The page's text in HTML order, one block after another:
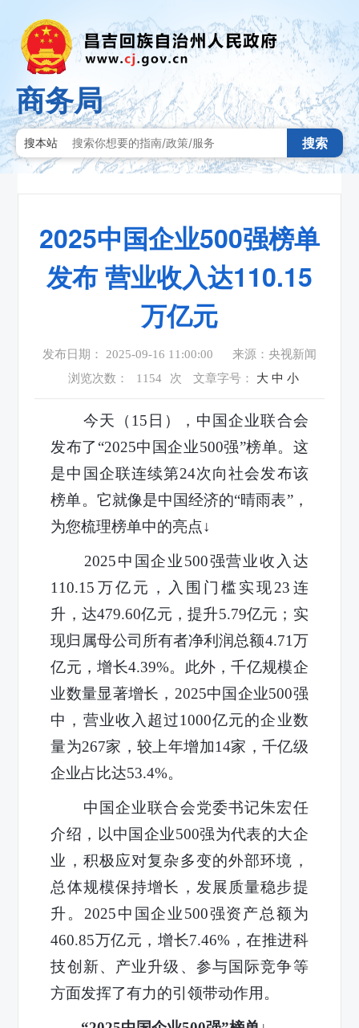
商务局
搜本站 搜索
2025中国企业500强榜单
发布 营业收入达110.15
万亿元
发布日期： 2025-09-16 11:00:00
来源：央视新闻
浏览次数：
1154 次 文章字号： 大 中 小
今天（15日），中国企业联合会
发布了“2025中国企业500强”榜单。这
是中国企联连续第24次向社会发布该
榜单。它就像是中国经济的“晴雨表”，
为您梳理榜单中的亮点↓
2025中国企业500强营业收入达
110.15万亿元，入围门槛实现23连
升，达479.60亿元，提升5.79亿元；实
现归属母公司所有者净利润总额4.71万
亿元，增长4.39%。此外，千亿规模企
业数量显著增长，2025中国企业500强
中，营业收入超过1000亿元的企业数
量为267家，较上年增加14家，千亿级
企业占比达53.4%。
中国企业联合会党委书记朱宏任
介绍，以中国企业500强为代表的大企
业，积极应对复杂多变的外部环境，
总体规模保持增长，发展质量稳步提
升。2025中国企业500强资产总额为
460.85万亿元，增长7.46%，在推进科
技创新、产业升级、参与国际竞争等
方面发挥了有力的引领带动作用。